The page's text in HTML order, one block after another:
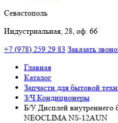
Севастополь
Индустриальная, 28, оф. 66
+7 (978) 259 29 83 Заказать
Главная
Каталог
Запчасти для бытовой
З/Ч Кондиционеры
Б/У Дисплей внутреннего
NEOCLIMA NS-12AUN